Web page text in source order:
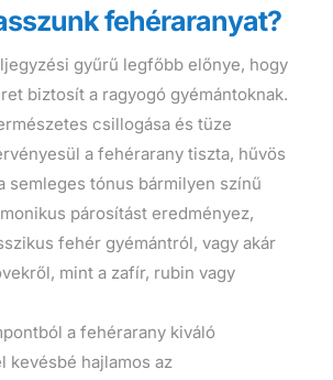
fehéraranyat?
gyűrű legfőbb előnye, hogy
biztosít a ragyogó gyémántoknak.
csillogása és tüze
a fehérarany tiszta, hűvös
semleges tónus bármilyen színű
párosítást eredményez,
fehér gyémántról, vagy akár
mint a zafír, rubin vagy
a fehérarany kiváló
kevésbé hajlamos az